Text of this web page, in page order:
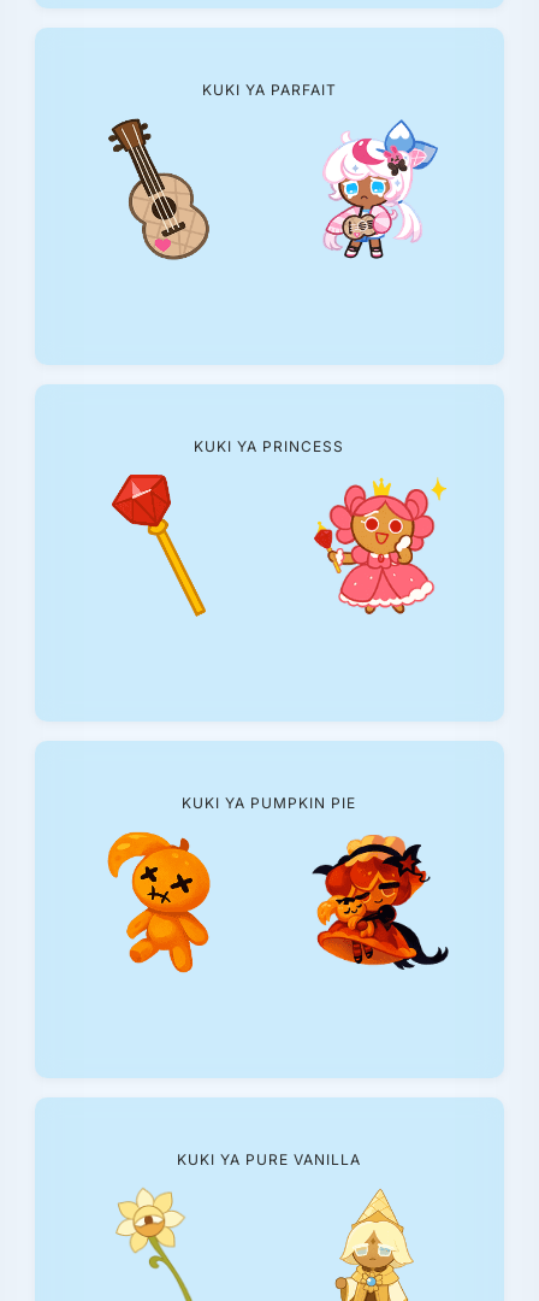
KUKI YA PARFAIT
KUKI YA PRINCESS
KUKI YA PUMPKIN PIE
KUKI YA PURE VANILLA